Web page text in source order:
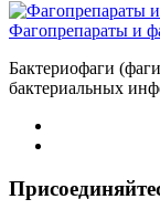
Фагопрепараты и
Бактериофаги
бактериальных